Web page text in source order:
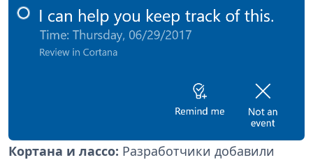
Кортана и лассо: Разработчики добавили